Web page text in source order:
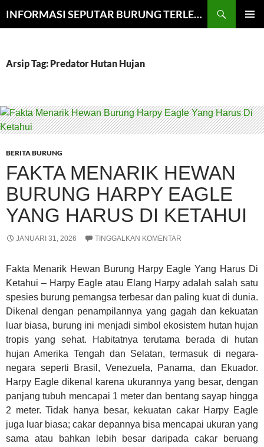
INFORMASI SEPUTAR BURUNG TERLENGKAP
Arsip Tag: Predator Hutan Hujan
BERITA BURUNG
FAKTA MENARIK HEWAN
BURUNG HARPY EAGLE
YANG HARUS DI KETAHUI
JANUARI 31, 2026 TINGGALKAN KOMENTAR
Fakta Menarik Hewan Burung Harpy Eagle Yang Harus Di
Ketahui – Harpy Eagle atau Elang Harpy adalah salah satu
spesies burung pemangsa terbesar dan paling kuat di dunia.
Dikenal dengan penampilannya yang gagah dan kekuatan
luar biasa, burung ini menjadi simbol ekosistem hutan hujan
tropis yang sehat. Habitatnya terutama berada di hutan
hujan Amerika Tengah dan Selatan, termasuk di negara-
negara seperti Brasil, Venezuela, Panama, dan Ekuador.
Harpy Eagle dikenal karena ukurannya yang besar, dengan
panjang tubuh mencapai 1 meter dan bentang sayap hingga
2 meter. Tidak hanya besar, kekuatan cakar Harpy Eagle
juga luar biasa; cakar depannya bisa mencapai ukuran yang
sama atau bahkan lebih besar daripada cakar beruang